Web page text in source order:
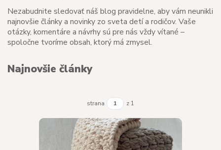
Nezabudnite sledovať náš blog pravidelne, aby vám neunikli
najnovšie články a novinky zo sveta detí a rodičov. Vaše
otázky, komentáre a návrhy sú pre nás vždy vítané –
spoločne tvoríme obsah, ktorý má zmysel.
Najnovšie články
strana z 1